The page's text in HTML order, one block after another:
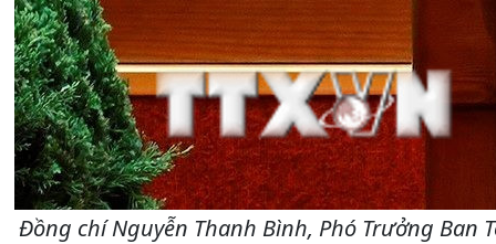
Đồng chí Nguyễn Thanh Bình, Phó Trưởng Ban